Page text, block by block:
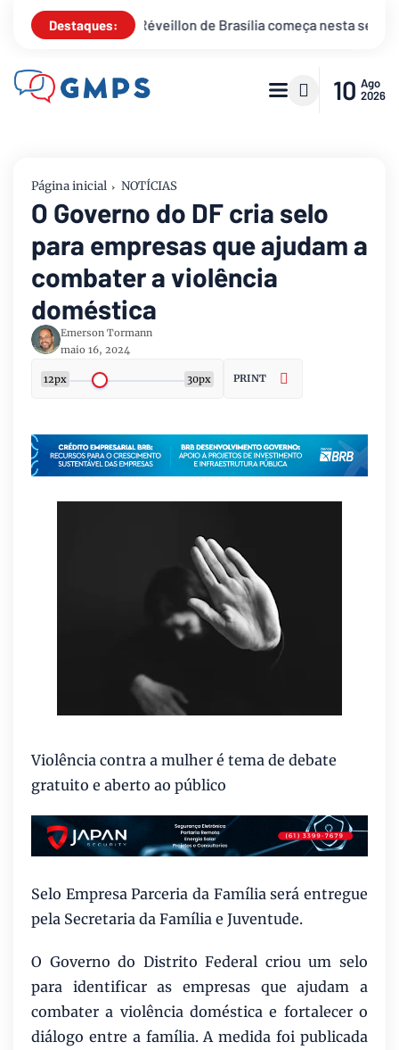
Destaques:
Brasília começa nesta segunda-feira Está na hora de
10 Ago
2026
Página inicial NOTÍCIAS
O Governo do DF cria selo
para empresas que ajudam a
combater a violência
doméstica
Emerson Tormann
maio 16, 2024
12px 30px PRINT
Violência contra a mulher é tema de debate
gratuito e aberto ao público
Selo Empresa Parceria da Família será entregue
pela Secretaria da Família e Juventude.
O Governo do Distrito Federal criou um selo
para identificar as empresas que ajudam a
combater a violência doméstica e fortalecer o
diálogo entre a família. A medida foi publicada